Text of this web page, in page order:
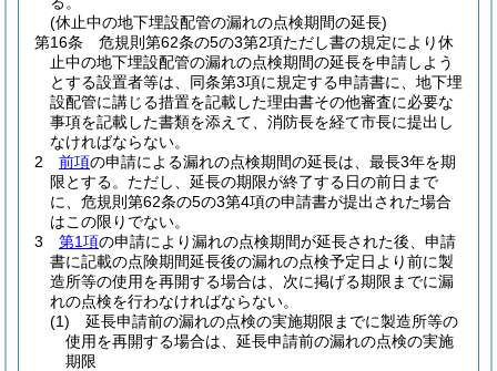
(休止中の地下埋設配管の漏れの点検期間の延長)
第16条
危規則第62条の5の3第2項ただし書の規定により休
止中の地下埋設配管の漏れの点検期間の延長を申請しよう
とする設置者等は、同条第3項に規定する申請書に、地下埋
設配管に講じる措置を記載した理由書その他審査に必要な
事項を記載した書類を添えて、消防長を経て市長に提出し
なければならない。
2
前項の申請による漏れの点検期間の延長は、最長3年を期
限とする。 ただし、延長の期限が終了する日の前日まで
に、危規則第62条の5の3第4項の申請書が提出された場合
はこの限りでない。
3
第1項の申請により漏れの点検期間が延長された後、申請
書に記載の点険期間延長後の漏れの点検予定日より前に製
造所等の使用を再開する場合は、次に掲げる期限までに漏
れの点検を行わなければならない。
(1)
延長申請前の漏れの点検の実施期限までに製造所等の
使用を再開する場合は、延長申請前の漏れの点検の実施
期限